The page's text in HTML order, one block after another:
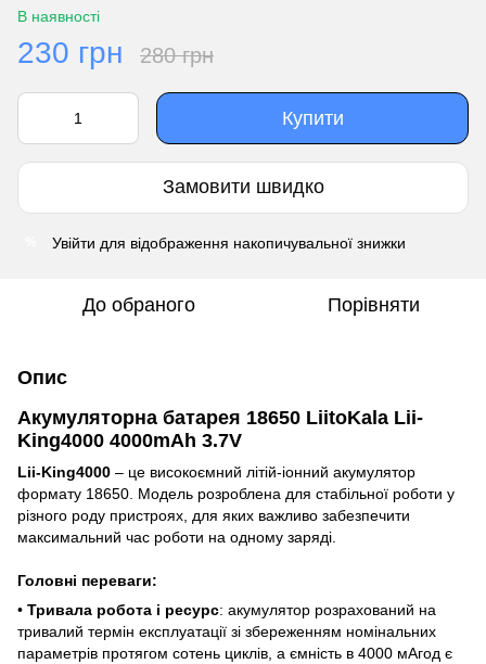
В наявності
230 грн 280 грн
Купити
Замовити швидко
Увійти для відображення накопичувальної знижки
До обраного Порівняти
Опис
Акумуляторна батарея 18650 LiitoKala Lii-
King4000 4000mAh 3.7V
Lii-King4000 – це високоємний літій-іонний акумулятор
формату 18650. Модель розроблена для стабільної роботи у
різного роду пристроях, для яких важливо забезпечити
максимальний час роботи на одному заряді.
Головні переваги:
• Тривала робота і ресурс: акумулятор розрахований на
тривалий термін експлуатації зі збереженням номінальних
параметрів протягом сотень циклів, а ємність в 4000 мАгод є